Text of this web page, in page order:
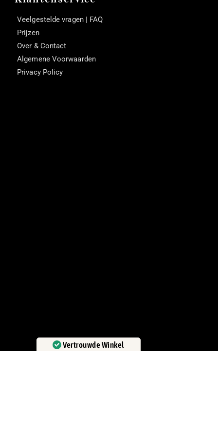
Veelgestelde vragen | FAQ
Prijzen
Over & Contact
Algemene Voorwaarden
Privacy Policy
Vertrouwde Winkel